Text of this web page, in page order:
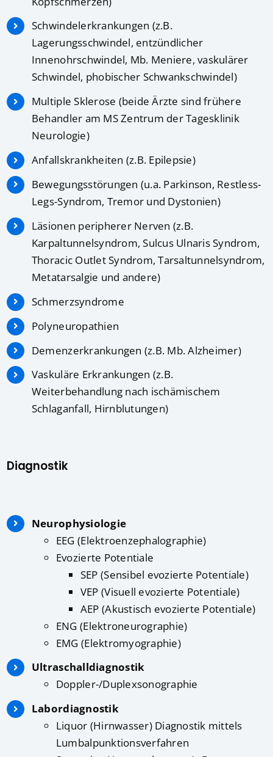
Schwindelerkrankungen (z.B.
Lagerungsschwindel, entzündlicher
Innenohrschwindel, Mb. Meniere, vaskulärer
Schwindel, phobischer Schwankschwindel)
Multiple Sklerose (beide Ärzte sind frühere
Behandler am MS Zentrum der Tagesklinik
Neurologie)
Anfallskrankheiten (z.B. Epilepsie)
Bewegungsstörungen (u.a. Parkinson, Restless-
Legs-Syndrom, Tremor und Dystonien)
Läsionen peripherer Nerven (z.B.
Karpaltunnelsyndrom, Sulcus Ulnaris Syndrom,
Thoracic Outlet Syndrom, Tarsaltunnelsyndrom,
Metatarsalgie und andere)
Schmerzsyndrome
Polyneuropathien
Demenzerkrankungen (z.B. Mb. Alzheimer)
Vaskuläre Erkrankungen (z.B.
Weiterbehandlung nach ischämischem
Schlaganfall, Hirnblutungen)
Diagnostik
Neurophysiologie
EEG (Elektroenzephalographie)
Evozierte Potentiale
SEP (Sensibel evozierte Potentiale)
VEP (Visuell evozierte Potentiale)
AEP (Akustisch evozierte Potentiale)
ENG (Elektroneurographie)
EMG (Elektromyographie)
Ultraschalldiagnostik
Doppler-/Duplexsonographie
Labordiagnostik
Liquor (Hirnwasser) Diagnostik mittels
Lumbalpunktionsverfahren